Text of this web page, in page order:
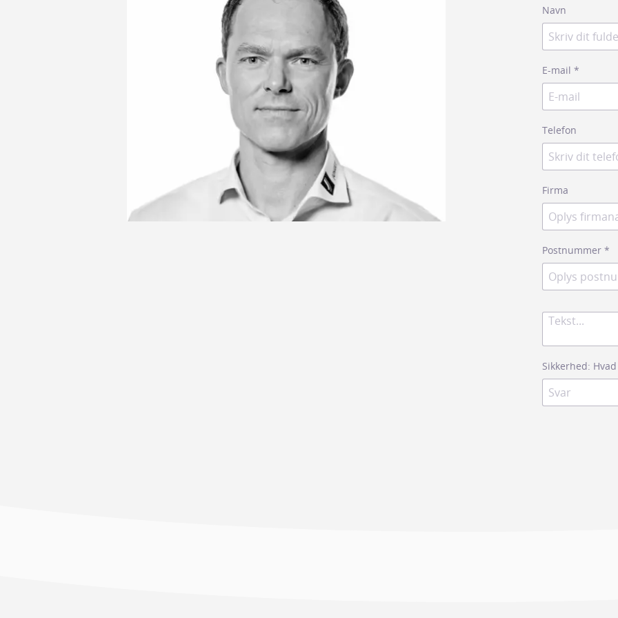
spilde tid på fysisk
Navn
E-mail*
Telefon
Firma
Postnummer*
Sikkerhed: